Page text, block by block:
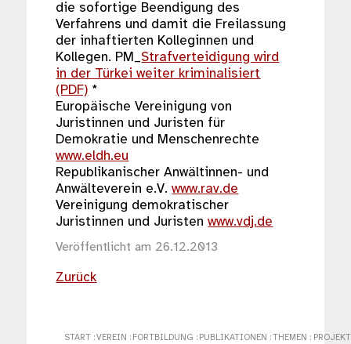
die sofortige Beendigung des
Verfahrens und damit die Freilassung
der inhaftierten Kolleginnen und
Kollegen. PM_ Strafverteidigung wird
in der Türkei weiter kriminalisiert
(PDF) *
Europäische Vereinigung von
Juristinnen und Juristen für
Demokratie und Menschenrechte
www.eldh.eu
Republikanischer Anwältinnen- und
Anwälteverein e.V.www.rav.de
Vereinigung demokratischer
Juristinnen und Juristenwww.vdj.de
Veröffentlicht am 26.12.2013
Zurück
START: VEREIN : FORTBILDUNG : PUBLIKATIONEN : THEMEN :